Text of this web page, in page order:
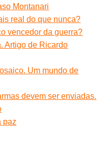
Montanari
real do que nunca?
vencedor da guerra?
Artigo de Ricardo
Um mundo de
devem ser enviadas.
paz